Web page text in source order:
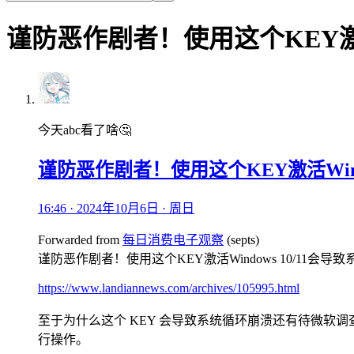
谨防恶作剧者！使用这个KEY
今天abc看了啥🤔
谨防恶作剧者！使用这个KEY激活
16:46 · 2024年10月6日 · 周日
Forwarded from 每日消费电子观察 (septs)
谨防恶作剧者！使用这个KEY激活Windows 10/11会导致
https://www.landiannews.com/archives/105995.html
至于为什么这个 KEY 会导致系统循环崩溃还有待微软
行操作。